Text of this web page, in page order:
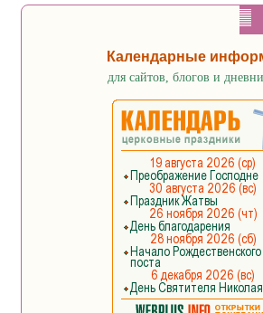
Календарные
для сайтов, блогов и